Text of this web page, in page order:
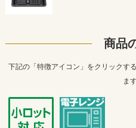
商品
下記の「特徴アイコン」をクリックす
ます